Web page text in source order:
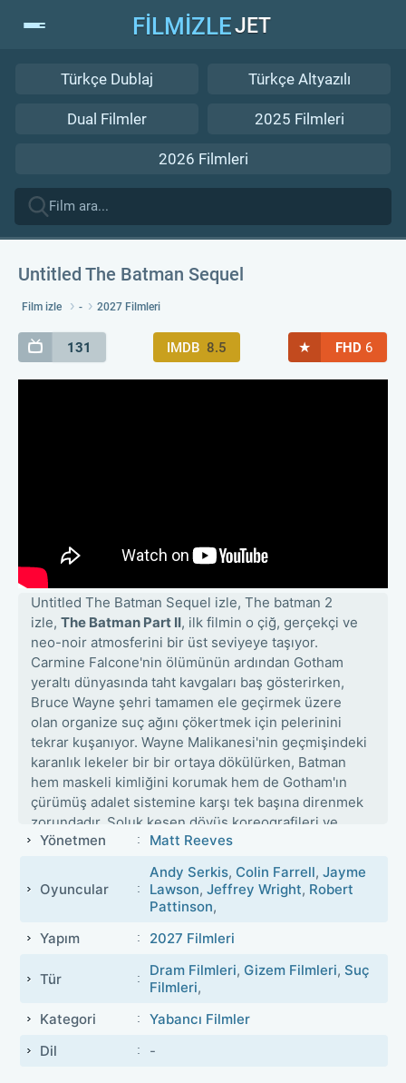
FİLMİZLEJET
Türkçe Dublaj Türkçe Altyazılı
Dual Filmler 2025 Filmleri
2026 Filmleri
Untitled The Batman Sequel
Film izle - 2027 Filmleri
131 IMDB 8.5 ★ FHD 6
Untitled The Batman Sequel izle, The batman 2
izle, The Batman Part II, ilk filmin o çiğ, gerçekçi ve
neo-noir atmosferini bir üst seviyeye taşıyor.
Carmine Falcone'nin ölümünün ardından Gotham
yeraltı dünyasında taht kavgaları baş gösterirken,
Bruce Wayne şehri tamamen ele geçirmek üzere
olan organize suç ağını çökertmek için pelerinini
tekrar kuşanıyor. Wayne Malikanesi'nin geçmişindeki
karanlık lekeler bir bir ortaya dökülürken, Batman
hem maskeli kimliğini korumak hem de Gotham'ın
çürümüş adalet sistemine karşı tek başına direnmek
zorundadır. Soluk kesen dövüş koreografileri ve
zekice kurgulanmış dedektiflik hikayesiyle yılın en
Yönetmen Matt Reeves
Oyuncular
Andy Serkis, Colin Farrell, Jayme
Lawson, Jeffrey Wright, Robert
Pattinson,
Yapım
2027 Filmleri
Tür Dram Filmleri, Gizem Filmleri, Suç
Filmleri,
Kategori
Yabancı Filmler
Dil
-